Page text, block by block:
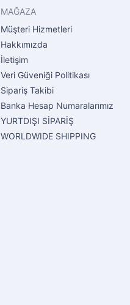
MAĞAZA
Müşteri Hizmetleri
Hakkımızda
İletişim
Veri Güveniği Politikası
Sipariş Takibi
Banka Hesap Numaralarımız
YURTDIŞI SİPARİŞ
WORLDWIDE SHIPPING